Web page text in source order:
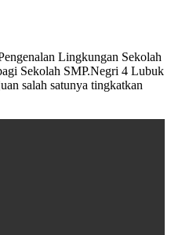
Lingkungan Sekolah
Sekolah SMP.Negri 4 Lubuk
salah satunya tingkatkan